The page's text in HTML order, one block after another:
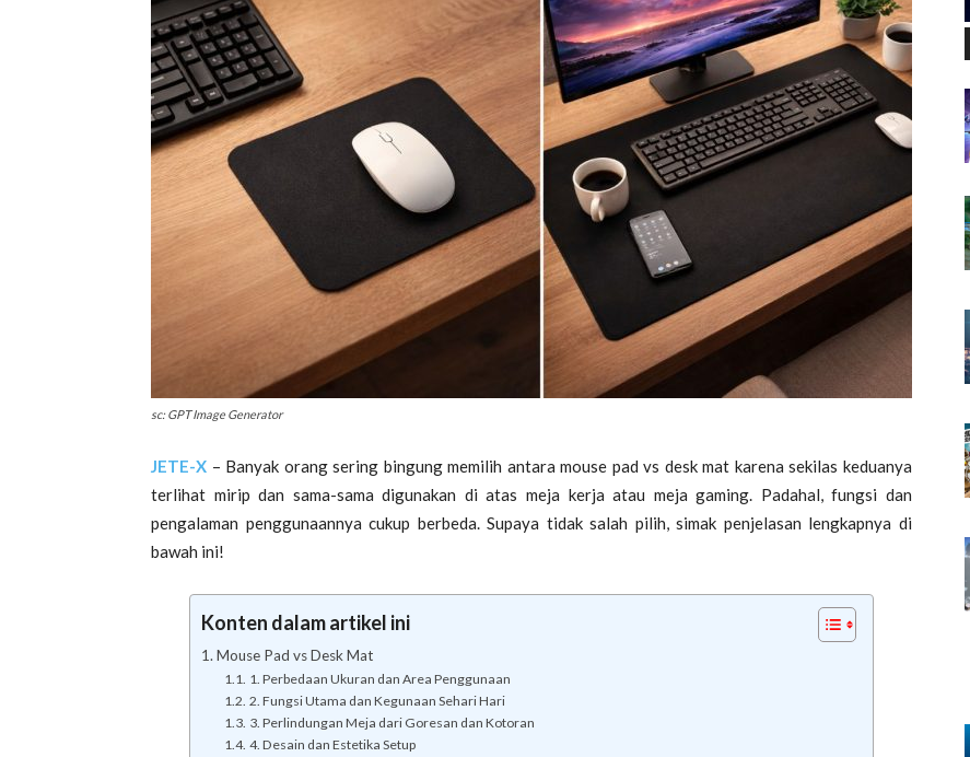
sc: GPT Image Generator
JETE-X – Banyak orang sering bingung memilih antara mouse pad vs desk mat karena sekilas keduanya
terlihat mirip dan sama-sama digunakan di atas meja kerja atau meja gaming. Padahal, fungsi dan
pengalaman penggunaannya cukup berbeda. Supaya tidak salah pilih, simak penjelasan lengkapnya di
bawah ini!
Konten dalam artikel ini
Mouse Pad vs Desk Mat
1. Perbedaan Ukuran dan Area Penggunaan
2. Fungsi Utama dan Kegunaan Sehari Hari
3. Perlindungan Meja dari Goresan dan Kotoran
4. Desain dan Estetika Setup